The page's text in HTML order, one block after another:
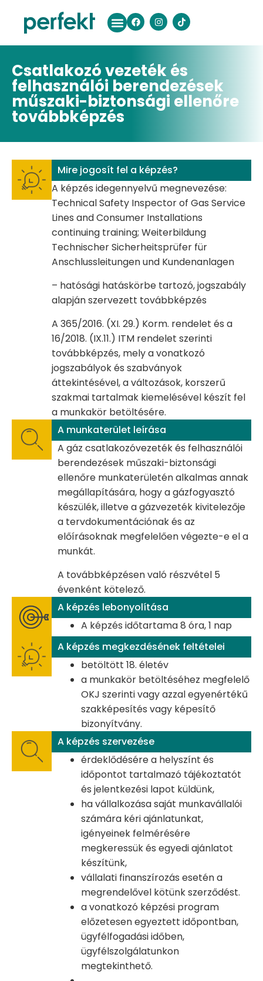
Csatlakozó vezeték és
felhasználói berendezések
műszaki-biztonsági ellenőre
továbbképzés
Mire jogosít fel a képzés?
A képzés idegennyelvű megnevezése:
Technical Safety Inspector of Gas Service
Lines and Consumer Installations
continuing training; Weiterbildung
Technischer Sicherheitsprüfer für
Anschlussleitungen und Kundenanlagen
– hatósági hatáskörbe tartozó, jogszabály
alapján szervezett továbbképzés
A 365/2016. (XI. 29.) Korm. rendelet és a
16/2018. (IX.11.) ITM rendelet szerinti
továbbképzés, mely a vonatkozó
jogszabályok és szabványok
áttekintésével, a változások, korszerű
szakmai tartalmak kiemelésével készít fel
a munkakör betöltésére.
A munkaterület leírása
A gáz csatlakozóvezeték és felhasználói
berendezések műszaki-biztonsági
ellenőre munkaterületén alkalmas annak
megállapítására, hogy a gázfogyasztó
készülék, illetve a gázvezeték kivitelezője
a tervdokumentációnak és az
előírásoknak megfelelően végezte-e el a
munkát.
A továbbképzésen való részvétel 5
évenként kötelező.
A képzés lebonyolítása
A képzés időtartama 8 óra, 1 nap
A képzés megkezdésének feltételei
betöltött 18. életév
a munkakör betöltéséhez megfelelő
OKJ szerinti vagy azzal egyenértékű
szakképesítés vagy képesítő
bizonyítvány.
A képzés szervezése
érdeklődésére a helyszínt és
időpontot tartalmazó tájékoztatót
és jelentkezési lapot küldünk,
ha vállalkozása saját munkavállalói
számára kéri ajánlatunkat,
igényeinek felmérésére
megkeressük és egyedi ajánlatot
készítünk,
vállalati finanszírozás esetén a
megrendelővel kötünk szerződést.
a vonatkozó képzési program
előzetesen egyeztett időpontban,
ügyfélfogadási időben,
ügyfélszolgálatunkon
megtekinthető.